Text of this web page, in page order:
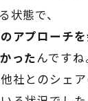
状態で、
アプローチ
ったんですね
社とのシェ